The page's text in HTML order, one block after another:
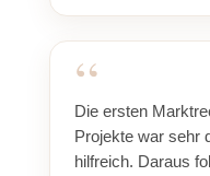
Die ersten
Projekte war sehr
hilfreich. Daraus